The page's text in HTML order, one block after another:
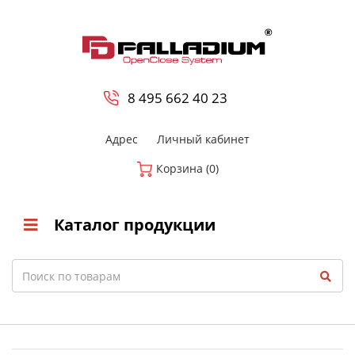
8 495 662 40 23
Адрес
Личный кабинет
Корзина (0)
Каталог продукции
Search